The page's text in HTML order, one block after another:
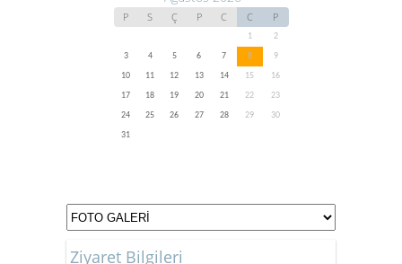
P S Ç P C C P
1
2
3
4 5 6 7 8
9
10
11 12 13 14 15
16
17
18 19 20 21 22
23
24
25 26 27 28 29
30
31
Ziyaret Bilgileri